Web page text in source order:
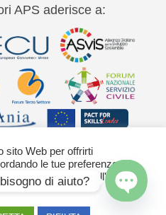
APS aderisce a:
Palestro 11 00185 Roma - tel 06
sito Web per offrirti
le tue preferenze e le
acconsenti all'uso di
di aiuto?